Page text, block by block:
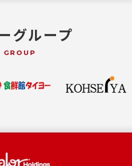
グループ
GROUP